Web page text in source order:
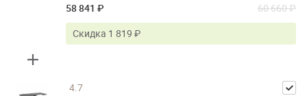
58 841 ₽
60 660 ₽
Скидка 1 819 ₽
4.7